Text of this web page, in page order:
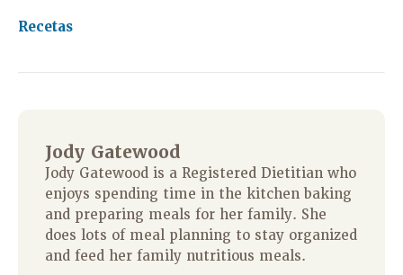
Recetas
Jody Gatewood
Jody Gatewood is a Registered Dietitian who
enjoys spending time in the kitchen baking
and preparing meals for her family. She
does lots of meal planning to stay organized
and feed her family nutritious meals.